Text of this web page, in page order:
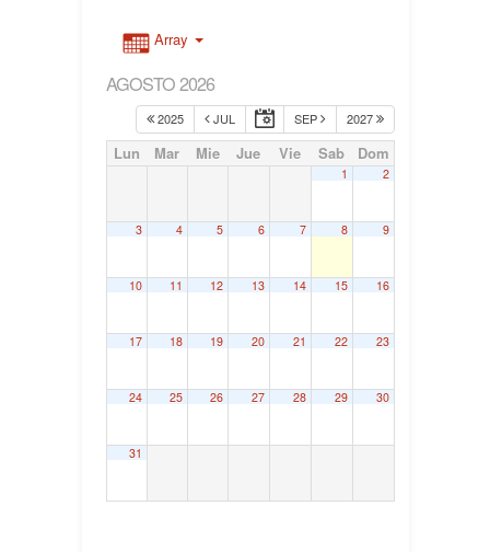
Array
AGOSTO 2026
2025 JUL SEP 2027
Lun Mar Mie Jue Vie Sab Dom
1 2
3 4 5 6 7 8 9
10 11 12 13 14 15 16
17 18 19 20 21 22 23
24 25 26 27 28 29 30
31